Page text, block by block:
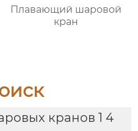
Плавающий шаровой
кран
кранов 1 4